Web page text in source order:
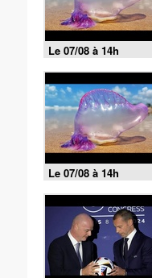
Le 07/08 à 14h
Le 07/08 à 14h